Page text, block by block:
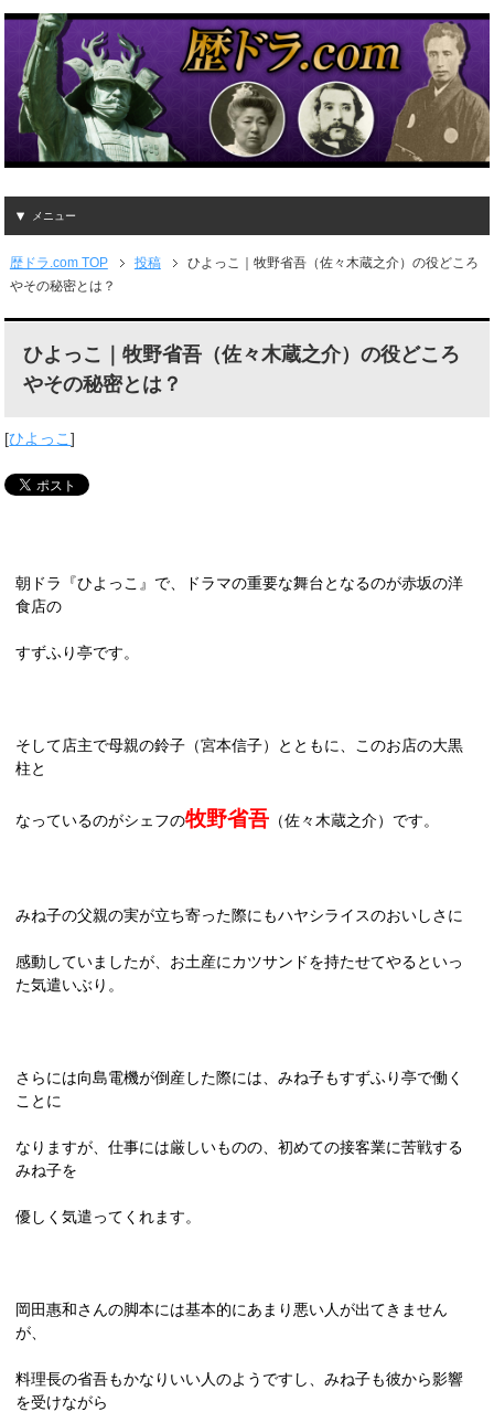
メニュー
歴ドラ.com TOP 投稿
ひよっこ｜牧野省吾（佐々木蔵之介）の役どころ
やその秘密とは？
ひよっこ｜牧野省吾（佐々木蔵之介）の役どころ
やその秘密とは？
[ひよっこ]
朝ドラ『ひよっこ』で、ドラマの重要な舞台となるのが赤坂の洋
食店の
すずふり亭です。
そして店主で母親の鈴子（宮本信子）とともに、このお店の大黒
柱と
なっているのがシェフの牧野省吾 （佐々木蔵之介）です。
みね子の父親の実が立ち寄った際にもハヤシライスのおいしさに
感動していましたが、お土産にカツサンドを持たせてやるといっ
た気遣いぶり。
さらには向島電機が倒産した際には、みね子もすずふり亭で働く
ことに
なりますが、仕事には厳しいものの、初めての接客業に苦戦する
みね子を
優しく気遣ってくれます。
岡田惠和さんの脚本には基本的にあまり悪い人が出てきません
が、
料理長の省吾もかなりいい人のようですし、みね子も彼から影響
を受けながら